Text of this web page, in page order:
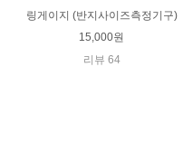
링게이지 (반지사이즈측정기구)
15,000원
리뷰 64